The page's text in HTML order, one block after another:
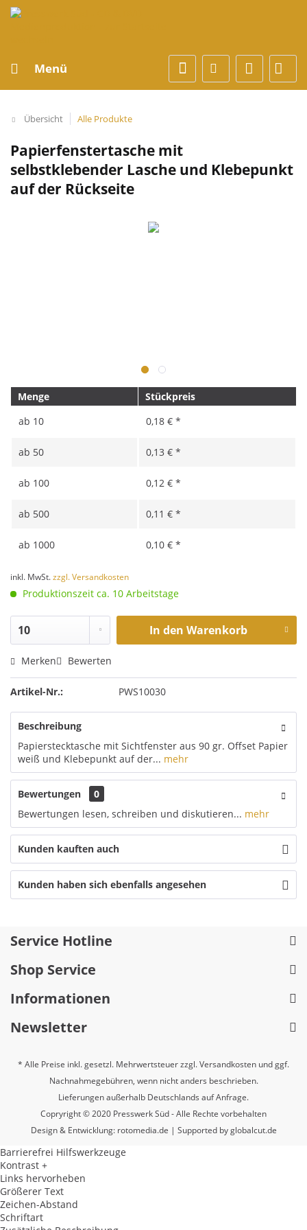
Menü
Übersicht Alle Produkte
Papierfenstertasche mit
selbstklebender Lasche und Klebepunkt
auf der Rückseite
Menge
Stückpreis
ab 10 0,18 € *
ab 50 0,13 € *
ab 100 0,12 € *
ab 500 0,11 € *
ab 1000 0,10 € *
inkl. MwSt.zzgl. Versandkosten
Produktionszeit ca. 10 Arbeitstage
In den Warenkorb
Merken Bewerten
Artikel-Nr.: PWS10030
Beschreibung
Papierstecktasche mit Sichtfenster aus 90 gr. Offset Papier
weiß und Klebepunkt auf der... mehr
Bewertungen
0
Bewertungen lesen, schreiben und diskutieren... mehr
Kunden kauften auch
Kunden haben sich ebenfalls angesehen
Service Hotline
Shop Service
Informationen
Newsletter
* Alle Preise inkl. gesetzl. Mehrwertsteuer zzgl.Versandkosten und ggf.
Nachnahmegebühren, wenn nicht anders beschrieben.
Lieferungen außerhalb Deutschlands auf Anfrage.
Copryright © 2020 Presswerk Süd - Alle Rechte vorbehalten
Design & Entwicklung: rotomedia.de | Supported byglobalcut.de
Barrierefrei Hilfswerkzeuge
Kontrast +
Links hervorheben
Größerer Text
Zeichen-Abstand
Schriftart